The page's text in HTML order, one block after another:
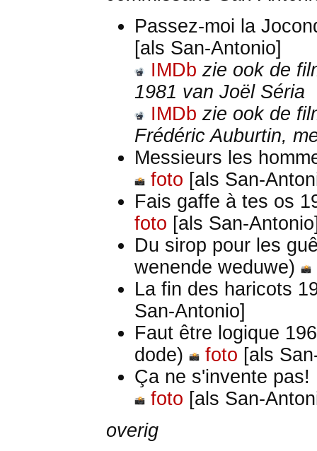
Passez-moi la
[als San-Antonio]
IMDb zie ook de
1981 van Joël Séria
IMDb zie ook de
Frédéric Auburtin,
Messieurs les
foto [als San-
Fais gaffe à tes os
foto [als San-
Du sirop pour les
wenende weduwe)
La fin des haricots
San-Antonio]
Faut être logique
dode)
foto [als
Ça ne s'invente
foto [als San-
overig